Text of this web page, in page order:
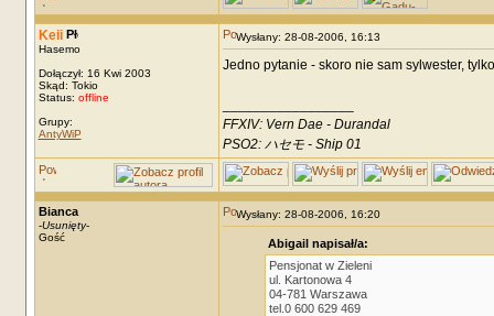
Keii
Hasemo
Dołączył: 16 Kwi 2003
Skąd: Tokio
Status: offline
Grupy:
AntyWiP
Wysłany: 28-08-2006, 16:13
Jedno pytanie - skoro nie sam sylwester,
FFXIV: Vern Dae - Durandal
PSO2: ハセモ - Ship 01
Bianca
-Usunięty-
Gość
Wysłany: 28-08-2006, 16:20
Abigail napisał/a:
Pensjonat w Zieleni
ul. Kartonowa 4
04-781 Warszawa
tel.0 600 629 469